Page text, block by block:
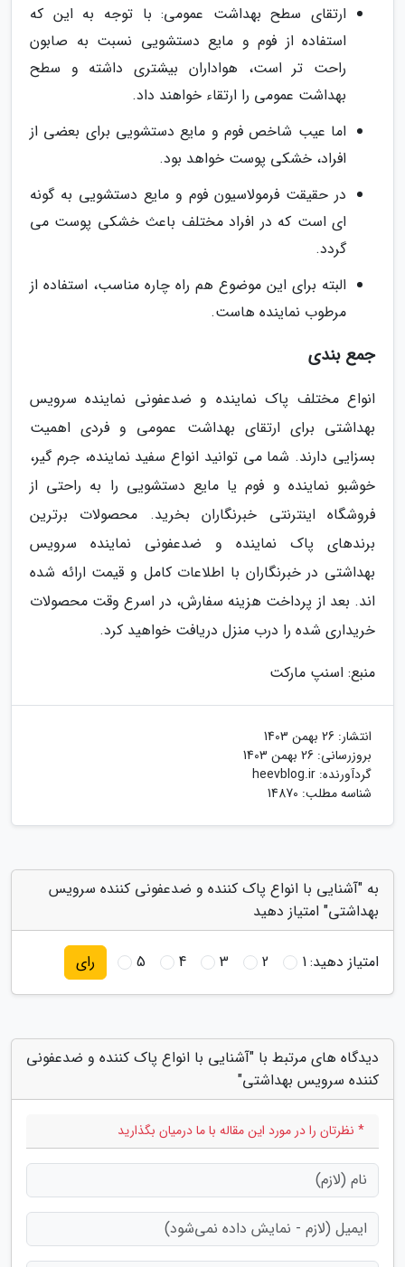
ارتقای سطح بهداشت عمومی: با توجه به این که
استفاده از فوم و مایع دستشویی نسبت به صابون
راحت تر است، هواداران بیشتری داشته و سطح
بهداشت عمومی را ارتقاء خواهند داد.
اما عیب شاخص فوم و مایع دستشویی برای بعضی از
افراد، خشکی پوست خواهد بود.
در حقیقت فرمولاسیون فوم و مایع دستشویی به گونه
ای است که در افراد مختلف باعث خشکی پوست می
گردد.
البته برای این موضوع هم راه چاره مناسب، استفاده از
مرطوب نماینده هاست.
جمع بندی
انواع مختلف پاک نماینده و ضدعفونی نماینده سرویس
بهداشتی برای ارتقای بهداشت عمومی و فردی اهمیت
بسزایی دارند. شما می توانید انواع سفید نماینده، جرم گیر،
خوشبو نماینده و فوم یا مایع دستشویی را به راحتی از
فروشگاه اینترنتی خبرنگاران بخرید. محصولات برترین
برندهای پاک نماینده و ضدعفونی نماینده سرویس
بهداشتی در خبرنگاران با اطلاعات کامل و قیمت ارائه شده
اند. بعد از پرداخت هزینه سفارش، در اسرع وقت محصولات
خریداری شده را درب منزل دریافت خواهید کرد.
منبع: اسنپ مارکت
انتشار: 26 بهمن 1403
بروزرسانی: 26 بهمن 1403
گردآورنده: heevblog.ir
شناسه مطلب: 14870
به "آشنایی با انواع پاک کننده و ضدعفونی کننده سرویس
بهداشتی" امتیاز دهید
امتیاز دهید:1
2
3
4
5 رای
دیدگاه های مرتبط با "آشنایی با انواع پاک کننده و ضدعفونی
کننده سرویس بهداشتی"
* نظرتان را در مورد این مقاله با ما درمیان بگذارید